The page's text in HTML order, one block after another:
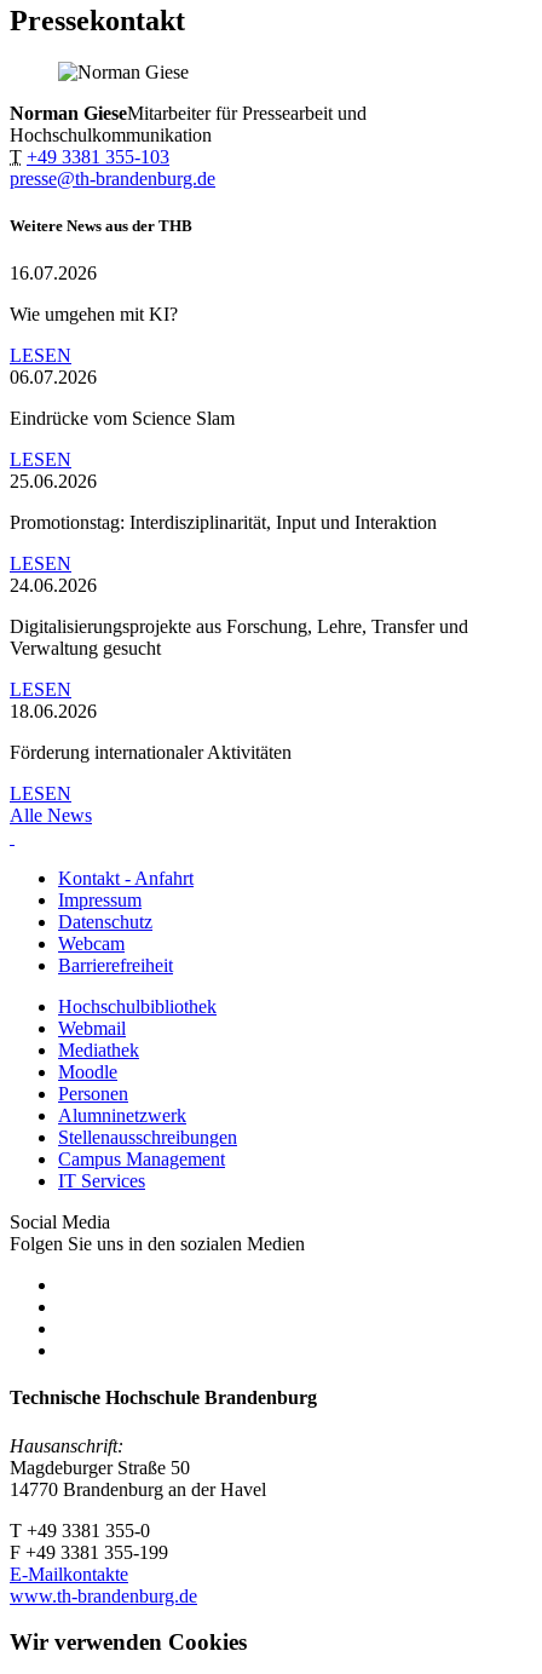
Pressekontakt
Norman GieseMitarbeiter für Pressearbeit und
Hochschulkommunikation
T +49 3381 355-103
presse@th-brandenburg.de
Weitere News aus der THB
16.07.2026
Wie umgehen mit KI?
LESEN
06.07.2026
Eindrücke vom Science Slam
LESEN
25.06.2026
Promotionstag: Interdisziplinarität, Input und Interaktion
LESEN
24.06.2026
Digitalisierungsprojekte aus Forschung, Lehre, Transfer und
Verwaltung gesucht
LESEN
18.06.2026
Förderung internationaler Aktivitäten
LESEN
Alle News
Kontakt - Anfahrt
Impressum
Datenschutz
Webcam
Barrierefreiheit
Hochschulbibliothek
Webmail
Mediathek
Moodle
Personen
Alumninetzwerk
Stellenausschreibungen
Campus Management
IT Services
Social Media
Folgen Sie uns in den sozialen Medien
Technische Hochschule Brandenburg
Hausanschrift:
Magdeburger Straße 50
14770 Brandenburg an der Havel
T +49 3381 355-0
F +49 3381 355-199
E-Mailkontakte
www.th-brandenburg.de
Wir verwenden Cookies